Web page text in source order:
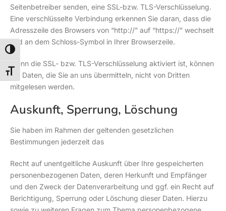
Umschalten auf hohe Kontraste
Schrift vergrößern
Seitenbetreiber senden, eine SSL-bzw. TLS-Verschlüsselung.
Eine verschlüsselte Verbindung erkennen Sie daran, dass die
Adresszeile des Browsers von “http://” auf “https://” wechselt
und an dem Schloss-Symbol in Ihrer Browserzeile.
Wenn die SSL- bzw. TLS-Verschlüsselung aktiviert ist, können
die Daten, die Sie an uns übermitteln, nicht von Dritten
mitgelesen werden.
Auskunft, Sperrung, Löschung
Sie haben im Rahmen der geltenden gesetzlichen
Bestimmungen jederzeit das
Recht auf unentgeltliche Auskunft über Ihre gespeicherten
personenbezogenen Daten, deren Herkunft und Empfänger
und den Zweck der Datenverarbeitung und ggf. ein Recht auf
Berichtigung, Sperrung oder Löschung dieser Daten. Hierzu